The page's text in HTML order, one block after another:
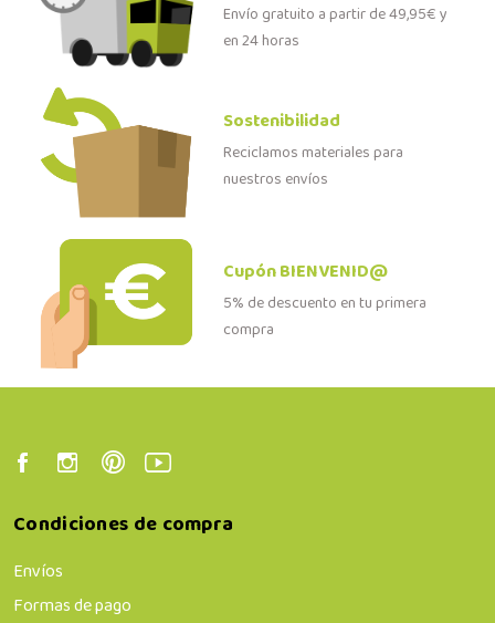
Envío gratuito a partir de 49,95€ y
en 24 horas
Sostenibilidad
Reciclamos materiales para
nuestros envíos
Cupón BIENVENID@
5% de descuento en tu primera
compra
Condiciones de compra
Envíos
Formas de pago